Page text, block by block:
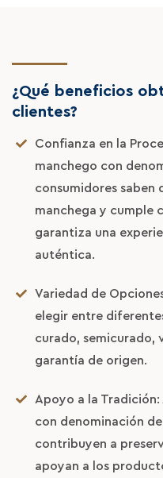
¿Qué beneficios
clientes?
Confianza en la
manchego con
consumidores saben
manchega y cumple
garantiza una
auténtica.
Variedad de
elegir entre
curado, semicurado,
garantía de origen.
Apoyo a la
con denominación
contribuyen a
apoyan a los